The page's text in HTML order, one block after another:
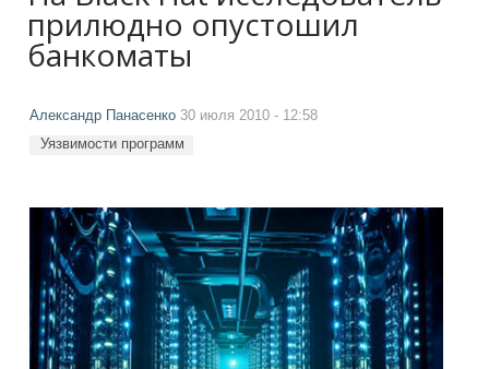
прилюдно опустошил
банкоматы
Александр Панасенко 30 июля 2010 - 12:58
Уязвимости программ